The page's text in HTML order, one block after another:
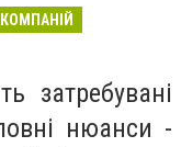
затребувані
нюанси -